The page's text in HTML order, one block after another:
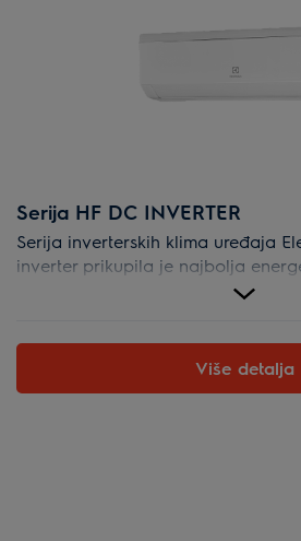
Serija HF DC INVERTER
Serija inverterskih klima uređaja
inverter prikupila je najbolja
rešenja, moderan dizajn i ekološki
Više detalja